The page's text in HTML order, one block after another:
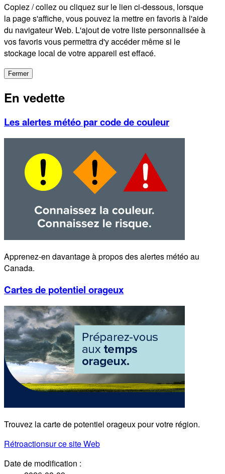
Copiez / collez ou cliquez sur le lien ci-dessous, lorsque
la page s'affiche, vous pouvez la mettre en favoris à l'aide
du navigateur Web. L'ajout de votre liste personnalisée à
vos favoris vous permettra d'y accéder même si le
stockage local de votre appareil est effacé.
Fermer
En vedette
Les alertes météo par code de couleur
Apprenez-en davantage à propos des alertes météo au
Canada.
Cartes de potentiel orageux
Trouvez la carte de potentiel orageux pour votre région.
Rétroactionsur ce site Web
Date de modification :